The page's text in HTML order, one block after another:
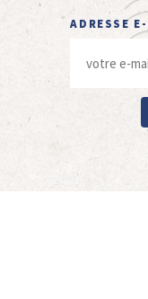
ADRESSE